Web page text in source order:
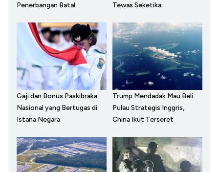
Penerbangan Batal
Tewas Seketika
Gaji dan Bonus Paskibraka
Nasional yang Bertugas di
Istana Negara
Trump Mendadak Mau Beli
Pulau Strategis Inggris,
China Ikut Terseret